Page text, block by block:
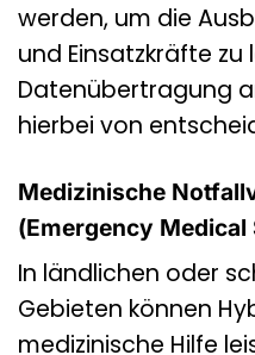
werden, um die
und Einsatzkräfte zu
Datenübertragung
hierbei von
Medizinische
(Emergency Medical
In ländlichen oder
Gebieten können
medizinische Hilfe